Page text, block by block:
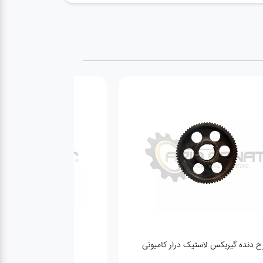
دنده گیربکس لاستیک درار کامیونی